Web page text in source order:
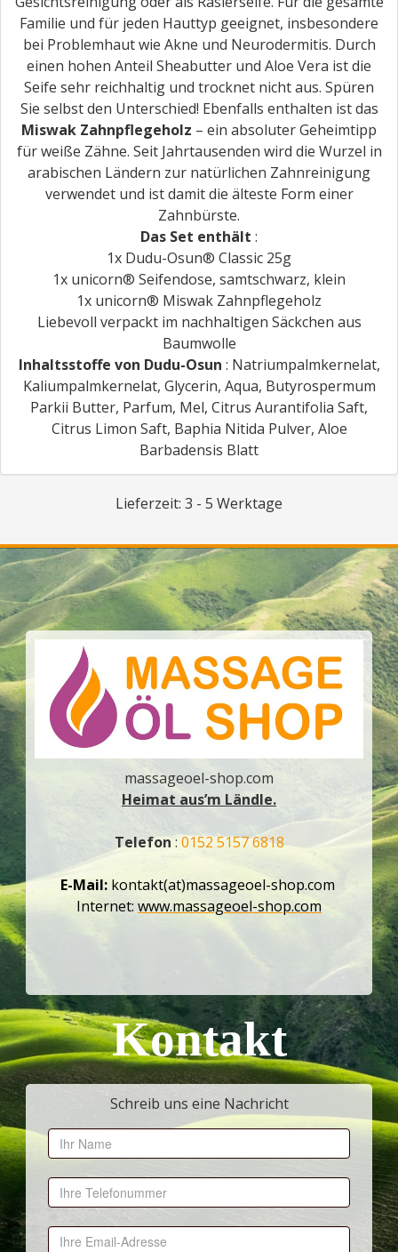
Familie und für jeden Hauttyp geeignet, insbesondere
bei Problemhaut wie Akne und Neurodermitis. Durch
einen hohen Anteil Sheabutter und Aloe Vera ist die
Seife sehr reichhaltig und trocknet nicht aus. Spüren
Sie selbst den Unterschied! Ebenfalls enthalten ist das
Miswak Zahnpflegeholz – ein absoluter Geheimtipp
für weiße Zähne. Seit Jahrtausenden wird die Wurzel in
arabischen Ländern zur natürlichen Zahnreinigung
verwendet und ist damit die älteste Form einer
Zahnbürste.
Das Set enthält :
1x Dudu-Osun® Classic 25g
1x unicorn® Seifendose, samtschwarz, klein
1x unicorn® Miswak Zahnpflegeholz
Liebevoll verpackt im nachhaltigen Säckchen aus
Baumwolle
Inhaltsstoffe von Dudu-Osun : Natriumpalmkernelat,
Kaliumpalmkernelat, Glycerin, Aqua, Butyrospermum
Parkii Butter, Parfum, Mel, Citrus Aurantifolia Saft,
Citrus Limon Saft, Baphia Nitida Pulver, Aloe
Barbadensis Blatt
Lieferzeit: 3 - 5 Werktage
massageoel-shop.com
Heimat aus’m Ländle.
Telefon: 0152 5157 6818
E-Mail: kontakt(at)massageoel-shop.com
Internet: www.massageoel-shop.com
Kontakt
Schreib uns eine Nachricht